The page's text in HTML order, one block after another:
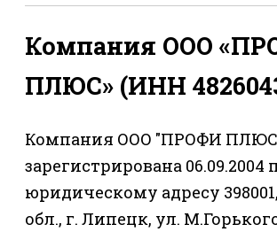
Компания ООО
ПЛЮС» (ИНН
Компания ООО "ПРОФИ
зарегистрирована 06.09.2004
юридическому адресу
обл., г. Липецк, ул.